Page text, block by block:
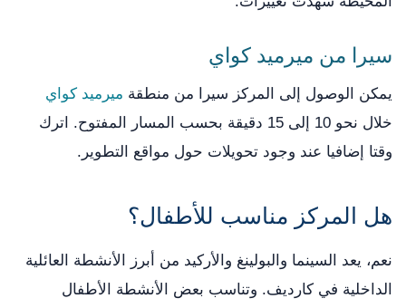
سيرا من ميرميد كواي
يمكن الوصول إلى المركز سيرا من منطقة ميرميد كواي
خلال نحو 10 إلى 15 دقيقة بحسب المسار المفتوح. اترك
وقتا إضافيا عند وجود تحويلات حول مواقع التطوير.
هل المركز مناسب للأطفال؟
نعم، يعد السينما والبولينغ والأركيد من أبرز الأنشطة العائلية
الداخلية في كارديف. وتناسب بعض الأنشطة الأطفال